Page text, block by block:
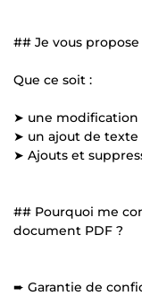
## Je vous
Que ce soit :
➤ une modification
➤ un ajout de texte
➤ Ajouts et
## Pourquoi me
document PDF ?
➨ Garantie de